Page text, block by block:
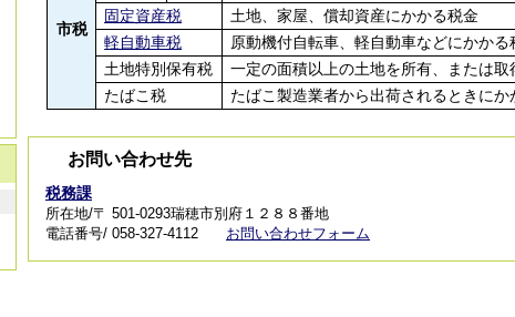
市税
固定資産税
土地、家屋、償却資産にかかる税金
軽自動車税
原動機付自転車、軽自動車などにかかる
土地特別保有税
一定の面積以上の土地を所有、または
たばこ税
たばこ製造業者から出荷されるときにか
お問い合わせ先
税務課
所在地/〒 501-0293瑞穂市別府１２８８番地
電話番号/ 058-327-4112
お問い合わせフォーム